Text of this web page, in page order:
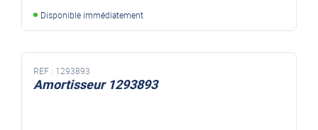
Disponible immédiatement
REF : 1293893
Amortisseur 1293893